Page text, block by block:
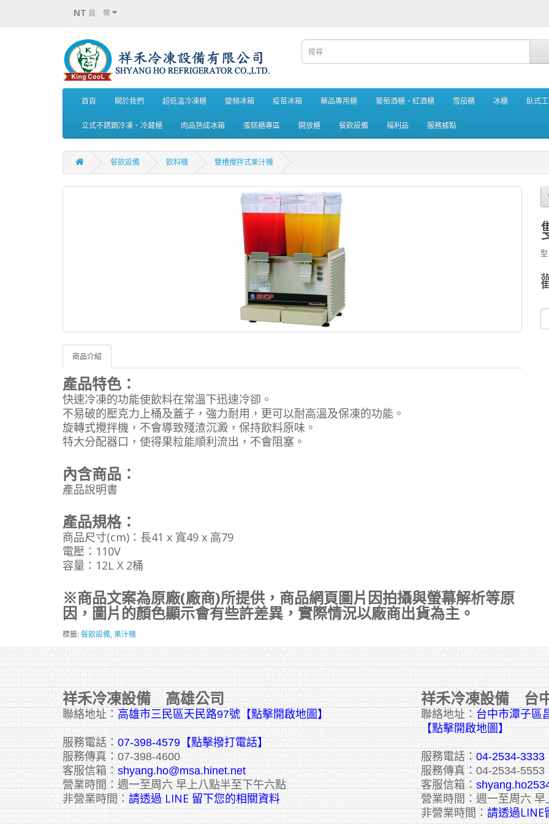
NT 貨 幣
首頁 關於我們 超低溫冷凍櫃 變頻冰箱 疫苗冰箱 藥品專用櫃 葡萄酒櫃、紅酒櫃 雪茄櫃 冰櫃 臥式
立式不銹鋼冷凍、冷藏櫃 肉品熟成冰箱 蛋糕櫃專區 開放櫃 餐飲設備 福利品 服務據點
餐飲設備 飲料機 雙槽攪拌式果汁機
商品介紹
產品特色：
快速冷凍的功能使飲料在常溫下迅速冷卻。
不易破的壓克力上桶及蓋子，強力耐用，更可以耐高溫及保凍的功能。
旋轉式攪拌機，不會導致殘渣沉澱，保持飲料原味。
特大分配器口，使得果粒能順利流出，不會阻塞。
內含商品：
產品說明書
產品規格：
商品尺寸(cm)：長41 x 寬49 x 高79
電壓：110V
容量：12L X 2桶
※商品文案為原廠(廠商)所提供，商品網頁圖片因拍攝與螢幕解析等原
因，圖片的顏色顯示會有些許差異，實際情況以廠商出貨為主。
標籤: 餐飲設備, 果汁機
祥禾冷凍設備 高雄公司
聯絡地址： 高雄市三民區天民路97號【點擊開啟地圖】
服務電話： 07-398-4579【點擊撥打電話】
服務傳真：07-398-4600
客服信箱： shyang.ho@msa.hinet.net
營業時間：週一至周六 早上八點半至下午六點
非營業時間： 請透過 LINE 留下您的相關資料
祥禾冷凍設備 台
聯絡地址： 台中市潭子區
【點擊開啟地圖】
服務電話： 04-2534-3333
服務傳真：04-2534-5553
客服信箱：
營業時間：週一至周六
非營業時間： 請透過LINE